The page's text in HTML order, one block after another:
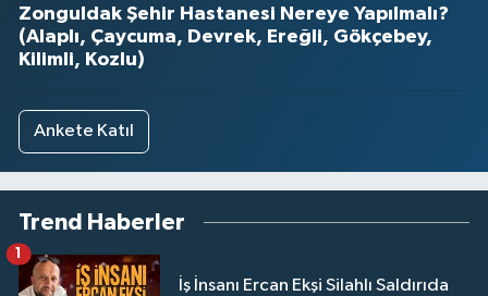
Zonguldak Şehir Hastanesi Nereye Yapılmalı?
(Alaplı, Çaycuma, Devrek, Ereğli, Gökçebey,
Kilimli, Kozlu)
Ankete Katıl
Trend Haberler
İş İnsanı Ercan Ekşi Silahlı Saldırıda
1